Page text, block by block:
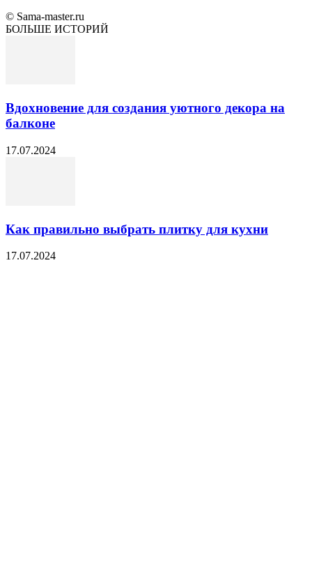
© Sama-master.ru
БОЛЬШЕ ИСТОРИЙ
Вдохновение для создания уютного декора на
балконе
17.07.2024
Как правильно выбрать плитку для кухни
17.07.2024